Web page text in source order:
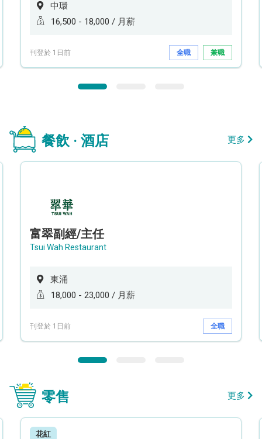
中環
16,500 - 18,000 / 月薪
刊登於 1日前 全職 兼職
餐飲 · 酒店 更多
富翠副經/主任
Tsui Wah Restaurant
東涌
18,000 - 23,000 / 月薪
刊登於 1日前 全職
零售 更多
花紅